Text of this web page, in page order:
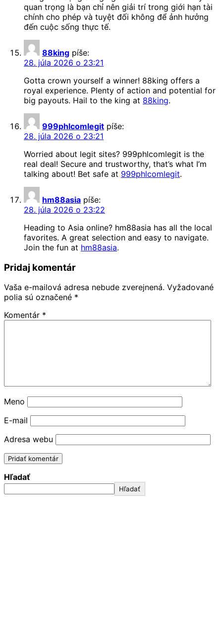
quan trọng là bạn chỉ nên giải trí trong giới hạn tài
chính cho phép và tuyệt đối không để ảnh hưởng
đến cuộc sống thực tế.
88king píše:
28. júla 2026 o 23:21
Gotta crown yourself a winner! 88king offers a
royal experience. Plenty of action and potential for
big payouts. Hail to the king at 88king.
999phlcomlegit píše:
28. júla 2026 o 23:21
Worried about legit sites? 999phlcomlegit is the
real deal! Secure and trustworthy, that’s what I’m
talking about! Bet safe at 999phlcomlegit.
hm88asia píše:
28. júla 2026 o 23:22
Heading to Asia online? hm88asia has all the local
favorites. A great selection and easy to navigate.
Join the fun at hm88asia.
Pridaj komentár
Vaša e-mailová adresa nebude zverejnená. Vyžadované
polia sú označené *
Komentár *
Meno
E-mail
Adresa webu
Hľadať
Hľadať